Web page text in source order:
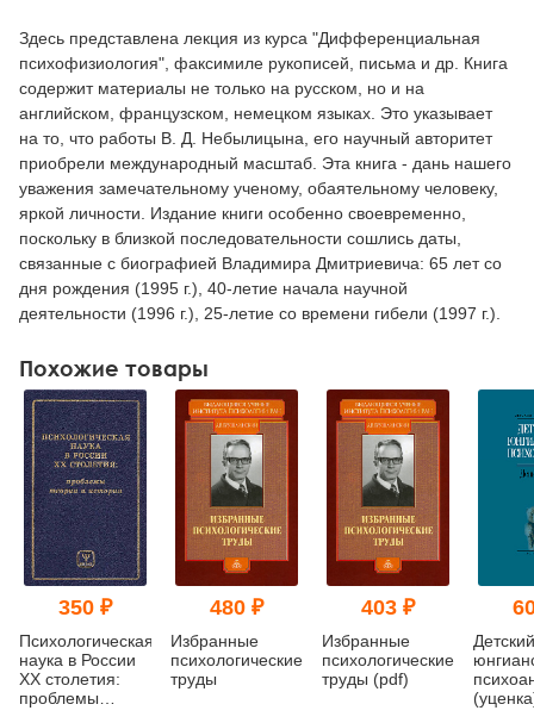
Здесь представлена лекция из курса "Дифференциальная
психофизиология", факсимиле рукописей, письма и др. Книга
содержит материалы не только на русском, но и на
английском, французском, немецком языках. Это указывает
на то, что работы В. Д. Небылицына, его научный авторитет
приобрели международный масштаб. Эта книга - дань нашего
уважения замечательному ученому, обаятельному человеку,
яркой личности. Издание книги особенно своевременно,
поскольку в близкой последовательности сошлись даты,
связанные с биографией Владимира Дмитриевича: 65 лет со
дня рождения (1995 г.), 40-летие начала научной
деятельности (1996 г.), 25-летие со времени гибели (1997 г.).
Похожие товары
350 ₽
Психологическая
наука в России
ХХ столетия:
проблемы
480 ₽
Избранные
психологические
труды
403 ₽
Избранные
психологические
труды (pdf)
Детский